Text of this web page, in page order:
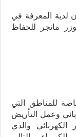
لدية المعرفة في
مانجر للحفاظ
للمناطق التي
وعمل التأريض
الكهربائي والذي